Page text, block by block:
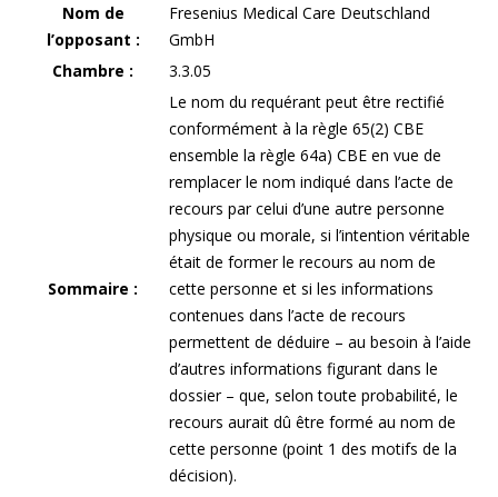
Nom de
l’opposant :
Fresenius Medical Care Deutschland
GmbH
Chambre :
3.3.05
Sommaire :
Le nom du requérant peut être rectifié
conformément à la règle 65(2) CBE
ensemble la règle 64a) CBE en vue de
remplacer le nom indiqué dans l’acte de
recours par celui d’une autre personne
physique ou morale, si l’intention véritable
était de former le recours au nom de
cette personne et si les informations
contenues dans l’acte de recours
permettent de déduire – au besoin à l’aide
d’autres informations figurant dans le
dossier – que, selon toute probabilité, le
recours aurait dû être formé au nom de
cette personne (point 1 des motifs de la
décision).